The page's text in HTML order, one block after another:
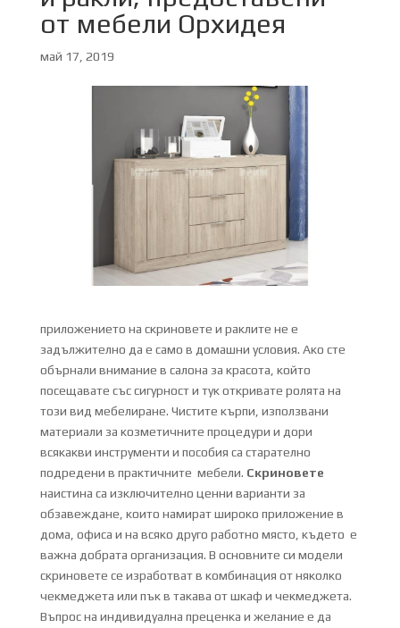
от мебели Орхидея
май 17, 2019
приложението на скриновете и раклите не е
задължително да е само в домашни условия. Ако сте
обърнали внимание в салона за красота, който
посещавате със сигурност и тук откривате ролята на
този вид мебелиране. Чистите кърпи, използвани
материали за козметичните процедури и дори
всякакви инструменти и пособия са старателно
подредени в практичните мебели. Скриновете
наистина са изключително ценни варианти за
обзавеждане, които намират широко приложение в
дома, офиса и на всяко друго работно място, където е
важна добрата организация. В основните си модели
скриновете се изработват в комбинация от няколко
чекмеджета или пък в такава от шкаф и чекмеджета.
Въпрос на индивидуална преценка и желание е да